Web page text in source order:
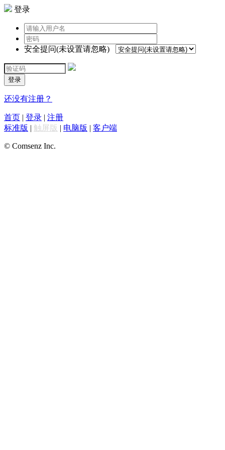
登录
安全提问(未设置请忽略)
登录
还没有注册？
首页 | 登录 | 注册
标准版 | 触屏版 | 电脑版 | 客户端
© Comsenz Inc.